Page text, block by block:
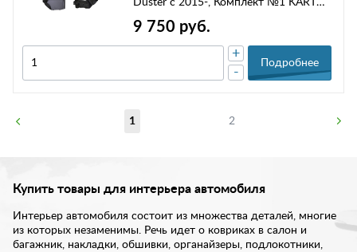
Duster с 2015-, Комплект №1 KART
9 750 руб.
-
+
Подробнее
1 2
Купить товары для интерьера автомобиля
Интерьер автомобиля состоит из множества деталей, многие
из которых незаменимы. Речь идет о ковриках в салон и
багажник, накладки, обшивки, органайзеры, подлокотники,